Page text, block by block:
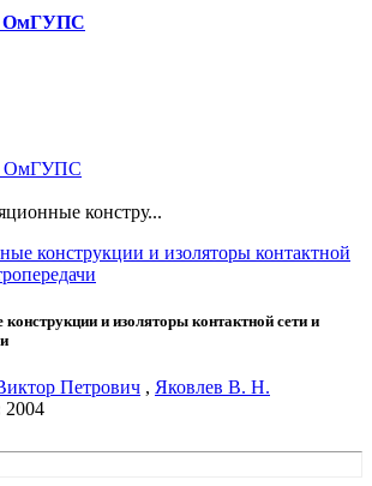
ОмГУПС
ОмГУПС
констру...
конструкции и изоляторы контактной
и изоляторы контактной сети и
Петрович , Яковлев В. Н.
2004